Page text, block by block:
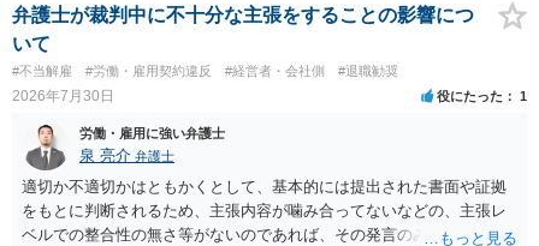
支払われます。ただし支払までにかなり時間がかかるでしょう。 さら
に、「独立行政法人労働者健康安全機構 」という公的機関が未払賃金
の立替事業を行っています。詳しくは、同機構の＜未払賃金立替払相
談コーナー＞ TEL 044-431-8663 相談時間：土日祝日を除く9:15～1
7:00 に相談してみてください。同じように未払となった他の従業員の
方がいれば一緒に相談してみるといいでしょう。
弁護士が裁判中に不十分な主張をすることの影響につ
いて
#不当解雇 #労働・雇用契約違反 #経営者・会社側 #退職勧奨
2026年7月30日 役にたった 1
労働・雇用に強い弁護士
泉 亮介 弁護士
適切か不適切かはともかくとして、基本的には提出された書面や証拠
をもとに判断されるため、主張内容が噛み合ってないなどの、主張レ
ベルでの整合性の無さ等がないのであれば、その発言のみで大きく不